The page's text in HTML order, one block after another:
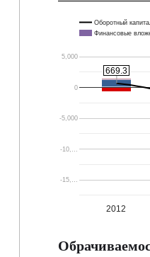
Оборотный
Финансовые
2012
-15,…
-10,…
-5,000
0
5,000
669.3
669.3